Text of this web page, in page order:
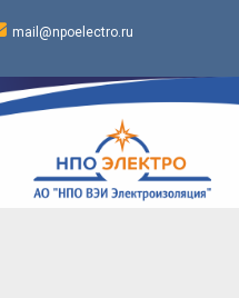
mail@npoelectro.ru